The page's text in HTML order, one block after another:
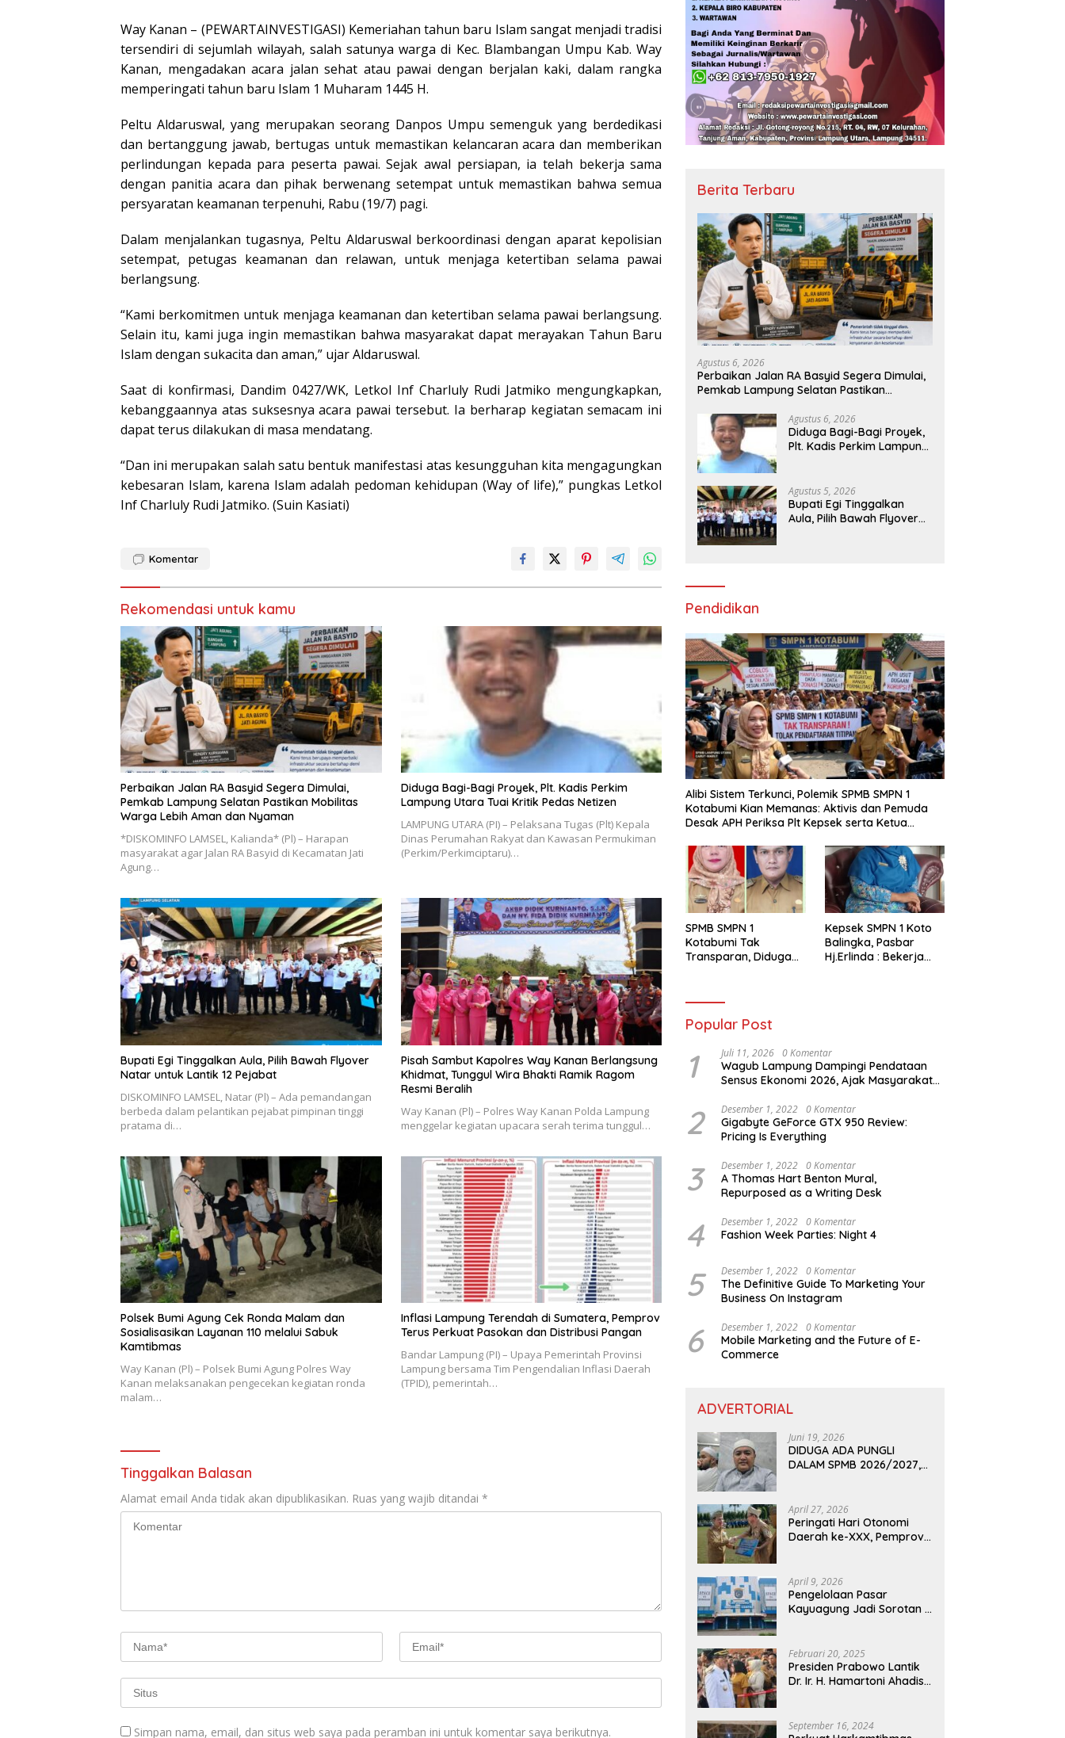
Way Kanan – (PEWARTAINVESTIGASI) Kemeriahan tahun baru Islam sangat menjadi tradisi
tersendiri di sejumlah wilayah, salah satunya warga di Kec. Blambangan Umpu Kab. Way
Kanan, mengadakan acara jalan sehat atau pawai dengan berjalan kaki, dalam rangka
memperingati tahun baru Islam 1 Muharam 1445 H.
Peltu Aldaruswal, yang merupakan seorang Danpos Umpu semenguk yang berdedikasi
dan bertanggung jawab, bertugas untuk memastikan kelancaran acara dan memberikan
perlindungan kepada para peserta pawai. Sejak awal persiapan, ia telah bekerja sama
dengan panitia acara dan pihak berwenang setempat untuk memastikan bahwa semua
persyaratan keamanan terpenuhi, Rabu (19/7) pagi.
Dalam menjalankan tugasnya, Peltu Aldaruswal berkoordinasi dengan aparat kepolisian
setempat, petugas keamanan dan relawan, untuk menjaga ketertiban selama pawai
berlangsung.
“Kami berkomitmen untuk menjaga keamanan dan ketertiban selama pawai berlangsung.
Selain itu, kami juga ingin memastikan bahwa masyarakat dapat merayakan Tahun Baru
Islam dengan sukacita dan aman,” ujar Aldaruswal.
Saat di konfirmasi, Dandim 0427/WK, Letkol Inf Charluly Rudi Jatmiko mengungkapkan,
kebanggaannya atas suksesnya acara pawai tersebut. Ia berharap kegiatan semacam ini
dapat terus dilakukan di masa mendatang.
“Dan ini merupakan salah satu bentuk manifestasi atas kesungguhan kita mengagungkan
kebesaran Islam, karena Islam adalah pedoman kehidupan (Way of life),” pungkas Letkol
Inf Charluly Rudi Jatmiko. (Suin Kasiati)
Komentar
Rekomendasi untuk kamu
Perbaikan Jalan RA Basyid Segera Dimulai,
Pemkab Lampung Selatan Pastikan Mobilitas
Warga Lebih Aman dan Nyaman
*DISKOMINFO LAMSEL, Kalianda* (Pl) – Harapan
masyarakat agar Jalan RA Basyid di Kecamatan Jati
Agung…
Diduga Bagi-Bagi Proyek, Plt. Kadis Perkim
Lampung Utara Tuai Kritik Pedas Netizen
LAMPUNG UTARA (PI) – Pelaksana Tugas (Plt) Kepala
Dinas Perumahan Rakyat dan Kawasan Permukiman
(Perkim/Perkimciptaru)…
Bupati Egi Tinggalkan Aula, Pilih Bawah Flyover
Natar untuk Lantik 12 Pejabat
DISKOMINFO LAMSEL, Natar (Pl) – Ada pemandangan
berbeda dalam pelantikan pejabat pimpinan tinggi
pratama di…
Pisah Sambut Kapolres Way Kanan Berlangsung
Khidmat, Tunggul Wira Bhakti Ramik Ragom
Resmi Beralih
Way Kanan (Pl) – Polres Way Kanan Polda Lampung
menggelar kegiatan upacara serah terima tunggul…
Polsek Bumi Agung Cek Ronda Malam dan
Sosialisasikan Layanan 110 melalui Sabuk
Kamtibmas
Way Kanan (Pl) – Polsek Bumi Agung Polres Way
Kanan melaksanakan pengecekan kegiatan ronda
malam…
Inflasi Lampung Terendah di Sumatera, Pemprov
Terus Perkuat Pasokan dan Distribusi Pangan
Bandar Lampung (PI) – Upaya Pemerintah Provinsi
Lampung bersama Tim Pengendalian Inflasi Daerah
(TPID), pemerintah…
Tinggalkan Balasan
Alamat email Anda tidak akan dipublikasikan. Ruas yang wajib ditandai *
Simpan nama, email, dan situs web saya pada peramban ini untuk komentar saya berikutnya.
Berita Terbaru
Agustus 6, 2026
Perbaikan Jalan RA Basyid Segera Dimulai,
Pemkab Lampung Selatan Pastikan
Agustus 6, 2026
Diduga Bagi-Bagi Proyek,
Plt. Kadis Perkim Lampung
Agustus 5, 2026
Bupati Egi Tinggalkan
Aula, Pilih Bawah Flyover
Pendidikan
Alibi Sistem Terkunci, Polemik SPMB SMPN 1
Kotabumi Kian Memanas: Aktivis dan Pemuda
Desak APH Periksa Plt Kepsek serta Ketua
SPMB SMPN 1
Kotabumi Tak
Transparan, Diduga
Susanto Harus
Kepsek SMPN 1 Koto
Balingka, Pasbar
Hj.Erlinda : Bekerja
Popular Post
1 Juli 11, 2026 0 Komentar
Wagub Lampung Dampingi Pendataan
Sensus Ekonomi 2026, Ajak Masyarakat
2 Desember 1, 2022 0 Komentar
Gigabyte GeForce GTX 950 Review:
Pricing Is Everything
3 Desember 1, 2022 0 Komentar
A Thomas Hart Benton Mural,
Repurposed as a Writing Desk
4 Desember 1, 2022 0 Komentar
Fashion Week Parties: Night 4
5 Desember 1, 2022 0 Komentar
The Definitive Guide To Marketing Your
Business On Instagram
6 Desember 1, 2022 0 Komentar
Mobile Marketing and the Future of E-
Commerce
ADVERTORIAL
Juni 19, 2026
DIDUGA ADA PUNGLI
DALAM SPMB 2026/2027,
AKAN DITINDAK TEGAS
April 27, 2026
Peringati Hari Otonomi
Daerah ke-XXX, Pemprov
Kemandirian Fiskal
April 9, 2026
Pengelolaan Pasar
Kayuagung Jadi Sorotan –
Oknum Dishub dan
Perdagangan
Februari 20, 2025
Presiden Prabowo Lantik
Dr. Ir. H. Hamartoni Ahadis,
Wakil Bupati Lampung
September 16, 2024